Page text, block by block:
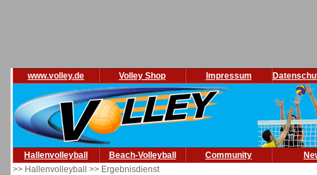
www.volley.de Volley Shop Impressum
Hallenvolleyball Beach-Volleyball Community
>> Hallenvolleyball >> Ergebnisdienst